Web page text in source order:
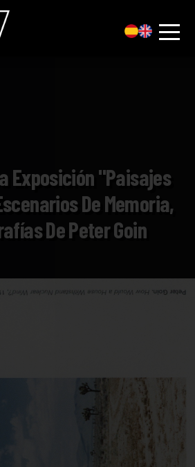
Exposición "Paisajes
De Memoria,
De Peter Goin